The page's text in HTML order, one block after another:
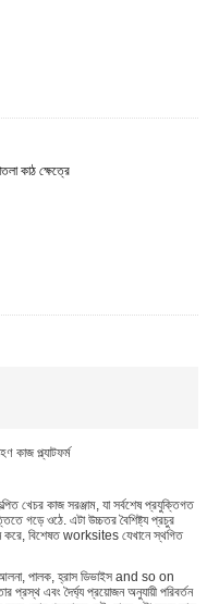
কাঠ ক্ষেত্রে
কাজ প্ল্যাটফর্ম
খেচর কাজ সরঞ্জাম, যা সর্বশেষ প্রযুক্তিগত
গড়ে ওঠে. এটা উচ্চতর বৈশিষ্ট্য প্রচুর
করে, বিশেষত worksites যেখানে স্থগিত
পালক, হ্রাস ডিভাইস and so on
প্রস্থ এবং দৈর্ঘ্য প্রয়োজন অনুযায়ী পরিবর্তন